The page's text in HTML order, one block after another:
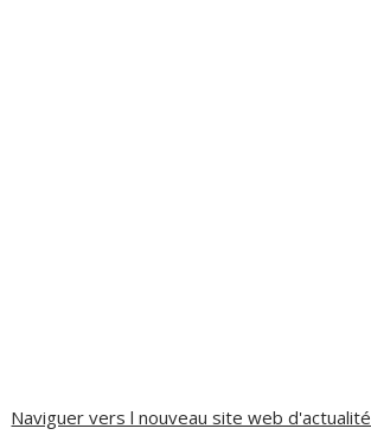
Naviguer vers l nouveau site web d'actualité